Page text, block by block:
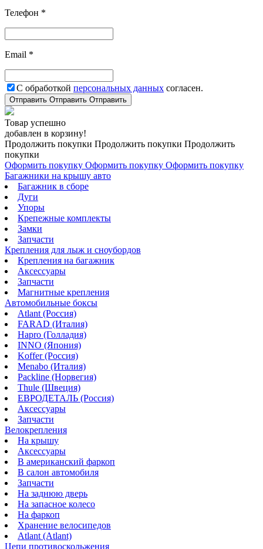
Телефон *
Email *
С обработкой персональных данных согласен.
Отправить Отправить Отправить
Товар успешно
добавлен в корзину!
Продолжить покупки Продолжить покупки Продолжить
покупки
Оформить покупку Оформить покупку Оформить покупку
Багажники на крышу авто
Багажник в сборе
Дуги
Упоры
Крепежные комплекты
Замки
Запчасти
Крепления для лыж и сноубордов
Крепления на багажник
Аксессуары
Запчасти
Магнитные крепления
Автомобильные боксы
Atlant (Россия)
FARAD (Италия)
Hapro (Голладия)
INNO (Япония)
Koffer (Россия)
Menabo (Италия)
Packline (Норвегия)
Thule (Швеция)
ЕВРОДЕТАЛЬ (Россия)
Аксессуары
Запчасти
Велокрепления
На крышу
Аксессуары
В американский фаркоп
В салон автомобиля
Запчасти
На заднюю дверь
На запасное колесо
На фаркоп
Хранение велосипедов
Atlant (Atlant)
Цепи противоскольжения